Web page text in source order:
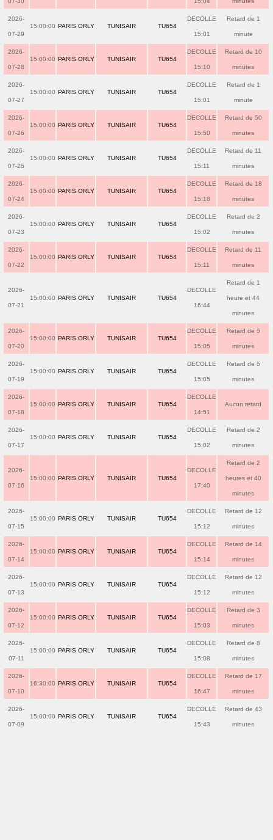
2026-
07-29
15:00:00 PARIS ORLY TUNISAIR TU654
DECOLLE
15:01
Retard de 1
minute
2026-
07-28
15:00:00 PARIS ORLY TUNISAIR TU654
DECOLLE
15:10
Retard de 10
minutes
2026-
07-27
15:00:00 PARIS ORLY TUNISAIR TU654
DECOLLE
15:01
Retard de 1
minute
2026-
07-26
15:00:00 PARIS ORLY TUNISAIR TU654
DECOLLE
15:50
Retard de 50
minutes
2026-
07-25
15:00:00 PARIS ORLY TUNISAIR TU654
DECOLLE
15:11
Retard de 11
minutes
2026-
07-24
15:00:00 PARIS ORLY TUNISAIR TU654
DECOLLE
15:18
Retard de 18
minutes
2026-
07-23
15:00:00 PARIS ORLY TUNISAIR TU654
DECOLLE
15:02
Retard de 2
minutes
2026-
07-22
15:00:00 PARIS ORLY TUNISAIR TU654
DECOLLE
15:11
Retard de 11
minutes
2026-
07-21
15:00:00 PARIS ORLY TUNISAIR TU654
DECOLLE
16:44
Retard de 1
heure et 44
minutes
2026-
07-20
15:00:00 PARIS ORLY TUNISAIR TU654
DECOLLE
15:05
Retard de 5
minutes
2026-
07-19
15:00:00 PARIS ORLY TUNISAIR TU654
DECOLLE
15:05
Retard de 5
minutes
2026-
07-18
15:00:00 PARIS ORLY TUNISAIR TU654
DECOLLE
14:51
Aucun retard
2026-
07-17
15:00:00 PARIS ORLY TUNISAIR TU654
DECOLLE
15:02
Retard de 2
minutes
2026-
07-16
15:00:00 PARIS ORLY TUNISAIR TU654
DECOLLE
17:40
Retard de 2
heures et 40
minutes
2026-
07-15
15:00:00 PARIS ORLY TUNISAIR TU654
DECOLLE
15:12
Retard de 12
minutes
2026-
07-14
15:00:00 PARIS ORLY TUNISAIR TU654
DECOLLE
15:14
Retard de 14
minutes
2026-
07-13
15:00:00 PARIS ORLY TUNISAIR TU654
DECOLLE
15:12
Retard de 12
minutes
2026-
07-12
15:00:00 PARIS ORLY TUNISAIR TU654
DECOLLE
15:03
Retard de 3
minutes
2026-
07-11
15:00:00 PARIS ORLY TUNISAIR TU654
DECOLLE
15:08
Retard de 8
minutes
2026-
07-10
16:30:00 PARIS ORLY TUNISAIR TU654
DECOLLE
16:47
Retard de 17
minutes
2026-
07-09
15:00:00 PARIS ORLY TUNISAIR TU654
DECOLLE
15:43
Retard de 43
minutes